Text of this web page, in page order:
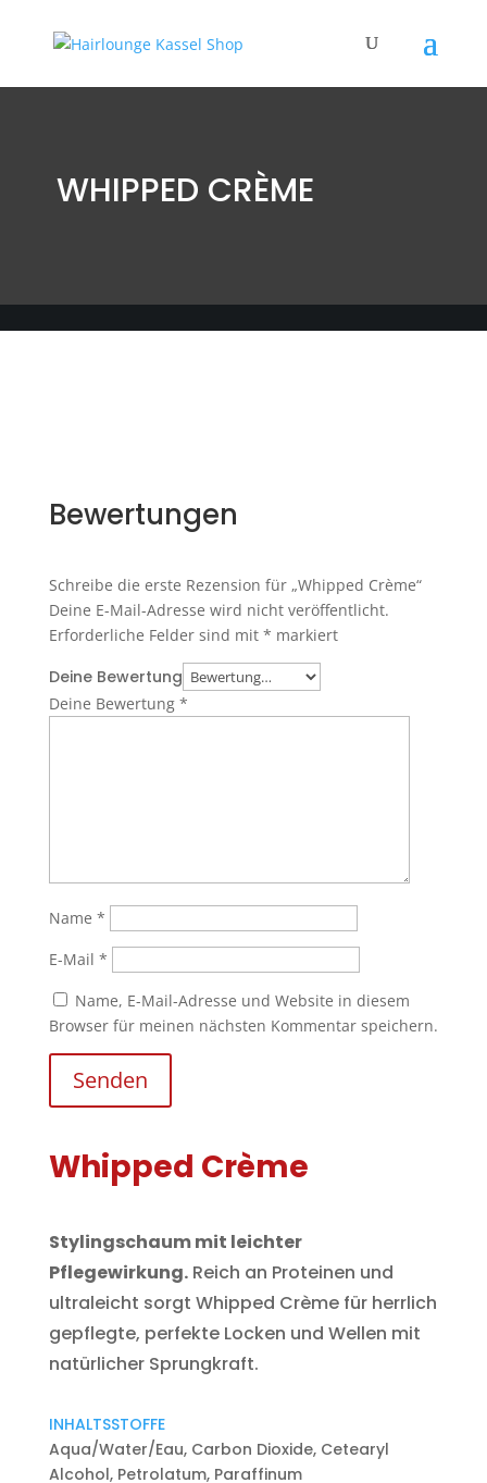
WHIPPED CRÈME
Bewertungen
Schreibe die erste Rezension für „Whipped Crème“
Deine E-Mail-Adresse wird nicht veröffentlicht.
Erforderliche Felder sind mit * markiert
Deine Bewertung
Deine Bewertung *
Name *
E-Mail *
Name, E-Mail-Adresse und Website in diesem
Browser für meinen nächsten Kommentar speichern.
Senden
Whipped Crème
Stylingschaum mit leichter
Pflegewirkung.Reich an Proteinen und
ultraleicht sorgt Whipped Crème für herrlich
gepflegte, perfekte Locken und Wellen mit
natürlicher Sprungkraft.
INHALTSSTOFFE
Aqua/Water/Eau, Carbon Dioxide, Cetearyl
Alcohol, Petrolatum, Paraffinum